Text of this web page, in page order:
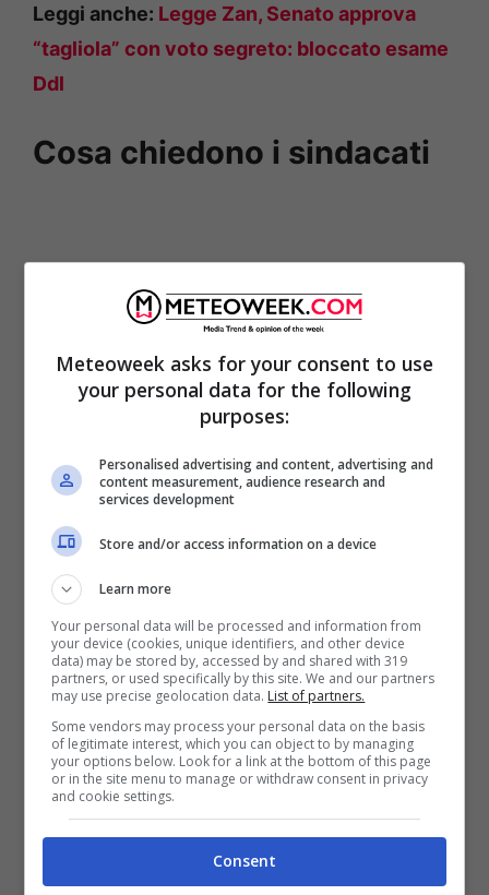
Leggi anche: Legge Zan, Senato approva
“tagliola” con voto segreto: bloccato esame
Ddl
Cosa chiedono i sindacati
MeteoWeek.com
A riportalo è l’Agi, che recupera una
piattaforma unitaria inviata da Cgil, Cisl e Uil
Meteoweek asks for your consent to use
your personal data for the following
purposes:
Personalised advertising and content, advertising and
content measurement, audience research and
services development
Store and/or access information on a device
Learn more
Your personal data will be processed and information from
your device (cookies, unique identifiers, and other device
data) may be stored by, accessed by and shared with 319
partners, or used specifically by this site. We and our partners
may use precise geolocation data. List of partners.
Some vendors may process your personal data on the basis
of legitimate interest, which you can object to by managing
your options below. Look for a link at the bottom of this page
or in the site menu to manage or withdraw consent in privacy
and cookie settings.
Consent